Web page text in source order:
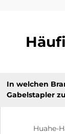
In welchen
Gabelstapler
Huahe-